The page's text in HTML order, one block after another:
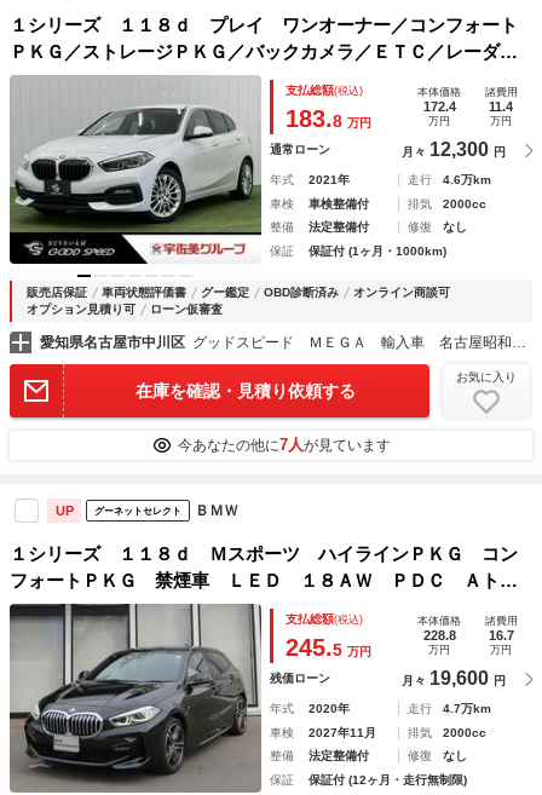
１シリーズ １１８ｄ プレイ ワンオーナー／コンフォート
ＰＫＧ／ストレージＰＫＧ／バックカメラ／ＥＴＣ／レーダー
クルーズ／ブラインドスポット／クリアランスソナー／ワイヤ
レス充電／ＡｐｐｌｅＣａｒＰｌａｙ／
支払総額(税込)
183.8 万円
本体価格
172.4
万円
諸費用
11.4
万円
通常ローン 月々 12,300 円
年式 2021年 走行
4.6万km
車検
車検整備付 排気
2000cc
整備
法定整備付 修復
なし
保証
保証付 (1ヶ月・1000km)
販売店保証 車両状態評価書 グー鑑定 OBD診断済み
オンライン商談可
オプション見積り可
ローン仮審査
愛知県名古屋市中川区
在庫を確認・見積り依頼する
お気に入り
今あなたの他に7人が見ています
UP グーネットセレクト ＢＭＷ
１シリーズ １１８ｄ Ｍスポーツ ハイラインＰＫＧ コン
フォートＰＫＧ 禁煙車 ＬＥＤ １８ＡＷ ＰＤＣ Ａトラ
ンク 黒革 純正ナビ Ｂカメラ 純正ＥＴＣ アクティブク
ルーズコントロール ｌレーンチェンジ＆ディパーチャーウォ
ーニング
支払総額(税込)
245.5 万円
本体価格
228.8
万円
諸費用
16.7
万円
残価ローン 月々 19,600 円
年式 2020年 走行
4.7万km
車検
2027年11月 排気
2000cc
整備
法定整備付 修復
なし
保証
保証付 (12ヶ月・走行無制限)